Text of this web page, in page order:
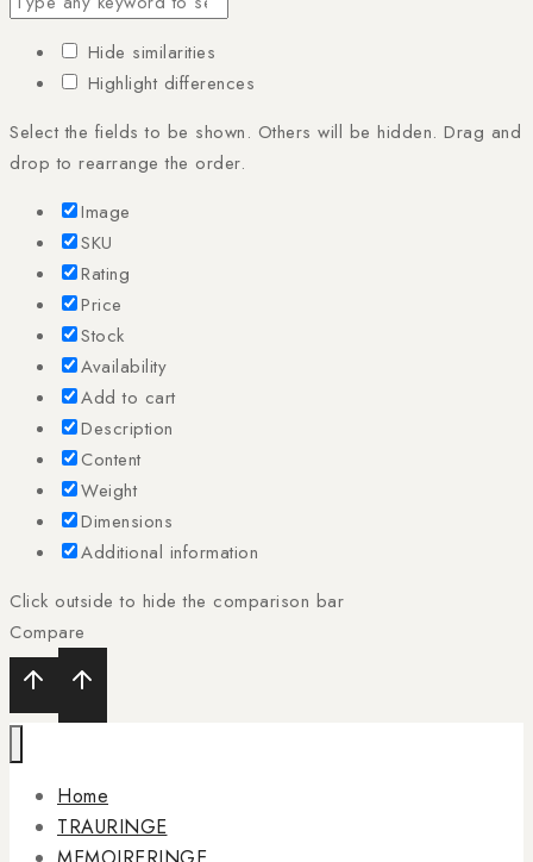
Hide similarities
Highlight differences
Select the fields to be shown. Others will be hidden. Drag and
drop to rearrange the order.
Image
SKU
Rating
Price
Stock
Availability
Add to cart
Description
Content
Weight
Dimensions
Additional information
Click outside to hide the comparison bar
Compare
Home
TRAURINGE